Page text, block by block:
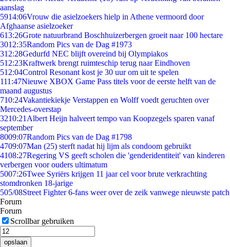
aanslag
5914:06Vrouw die asielzoekers hielp in Athene vermoord door
Afghaanse asielzoeker
613:26Grote natuurbrand Boschhuizerbergen groeit naar 100 hectare
3012:35Random Pics van de Dag #1973
312:28Gedurfd NEC blijft overeind bij Olympiakos
512:23Kraftwerk brengt ruimteschip terug naar Eindhoven
512:04Control Resonant kost je 30 uur om uit te spelen
111:47Nieuwe XBOX Game Pass titels voor de eerste helft van de
maand augustus
710:24Vakantiekiekje Verstappen en Wolff voedt geruchten over
Mercedes-overstap
3210:21 Albert Heijn halveert tempo van Koopzegels sparen vanaf
september
8009:07Random Pics van de Dag #1798
4709:07Man (25) sterft nadat hij lijm als condoom gebruikt
4108:27Regering VS geeft scholen die 'genderidentiteit' van kinderen
verbergen voor ouders ultimatum
5007:26Twee Syriërs krijgen 11 jaar cel voor brute verkrachting
stomdronken 18-jarige
505/08Street Fighter 6-fans weer over de zeik vanwege nieuwste patch
Forum
Forum
Scrollbar gebruiken
opslaan